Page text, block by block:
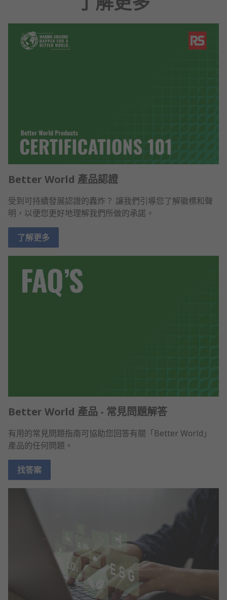
Better World 產品認證
受到可持續發展認證的轟炸？ 讓我們引導您了解徽標和聲
明，以便您更好地理解我們所做的承諾。
了解更多
Better World 產品 - 常見問題解答
有用的常見問題指南可協助您回答有關「Better World」
產品的任何問題。
找答案